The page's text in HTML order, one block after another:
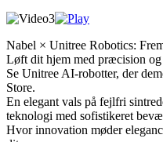
Nabel × Unitree Robotics:
Løft dit hjem med præcision og
Se Unitree AI-robotter, der
Store.
En elegant vals på fejlfri
teknologi med sofistikeret
Hvor innovation møder